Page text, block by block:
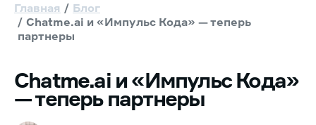
Главная
Блог
Chatme.ai и «Импульс Кода» — теперь
партнеры
Chatme.ai и «Импульс Кода»
— теперь партнеры